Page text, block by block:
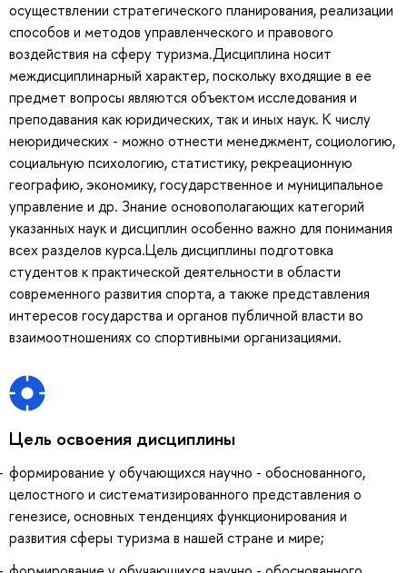
осуществлении стратегического планирования, реализации
способов и методов управленческого и правового
воздействия на сферу туризма.Дисциплина носит
междисциплинарный характер, поскольку входящие в ее
предмет вопросы являются объектом исследования и
преподавания как юридических, так и иных наук. К числу
неюридических - можно отнести менеджмент, социологию,
социальную психологию, статистику, рекреационную
географию, экономику, государственное и муниципальное
управление и др. Знание основополагающих категорий
указанных наук и дисциплин особенно важно для понимания
всех разделов курса.Цель дисциплины подготовка
студентов к практической деятельности в области
современного развития спорта, а также представления
интересов государства и органов публичной власти во
взаимоотношениях со спортивными организациями.
Цель освоения дисциплины
формирование у обучающихся научно - обоснованного,
целостного и систематизированного представления о
генезисе, основных тенденциях функционирования и
развития сферы туризма в нашей стране и мире;